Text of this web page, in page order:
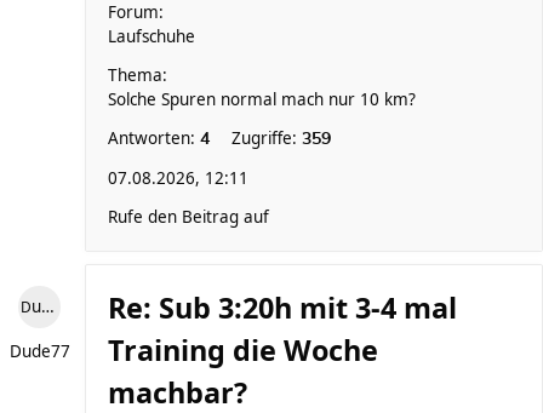
Forum:
Laufschuhe
Thema:
Solche Spuren normal mach nur 10 km?
Antworten: 4 Zugriffe: 359
07.08.2026, 12:11
Rufe den Beitrag auf
Dude77
Dude77
Re: Sub 3:20h mit 3-4 mal
Training die Woche
machbar?